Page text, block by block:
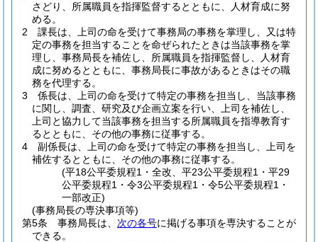
さどり、所属職員を指揮監督するとともに、人材育成に努
める。
2
課長は、上司の命を受けて事務局の事務を掌理し、又は特
定の事務を担当することを命ぜられたときは当該事務を掌
理し、事務局長を補佐し、所属職員を指揮監督し、人材育
成に努めるとともに、事務局長に事故があるときはその職
務を代理する。
3
係長は、上司の命を受けて特定の事務を担当し、当該事務
に関し、調査、研究及び企画立案を行い、上司を補佐し、
上司と協力して当該事務を担当する所属職員を指導教育す
るとともに、その他の事務に従事する。
4
副係長は、上司の命を受けて特定の事務を担当し、上司を
補佐するとともに、その他の事務に従事する。
(平18公平委規程1・全改、平23公平委規程1・平29
公平委規程1・令3公平委規程1・令5公平委規程1・
一部改正)
(事務局長の専決事項等)
第5条
事務局長は、 次の各号に掲げる事項を専決することが
できる。